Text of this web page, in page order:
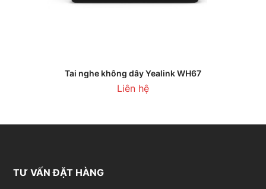
Tai nghe không dây Yealink WH67
Liên hệ
TƯ VẤN ĐẶT HÀNG